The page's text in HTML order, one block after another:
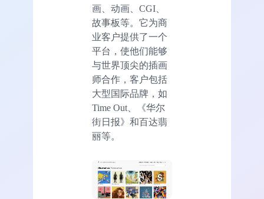
画、动画、CGI、
故事板等。它为商
业客户提供了一个
平台，使他们能够
与世界顶尖的插画
师合作，客户包括
大型国际品牌，如
Time Out、《华尔
街日报》和百达翡
丽等。